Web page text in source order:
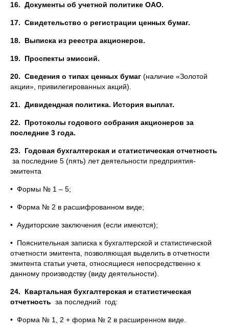
16. Документы об учетной политике ОАО.
17. Свидетельство о регистрации ценных бумаг.
18. Выписка из реестра акционеров.
19. Проспекты эмиссий.
20. Сведения о типах ценных бумаг (наличие «Золотой
акции», привилегированных акций).
21. Дивидендная политика. История выплат.
22. Протоколы годового собрания акционеров за
последние 3 года.
23. Годовая бухгалтерская и статистическая отчетность
за последние 5 (пять) лет деятельности предприятия-
эмитента
• Формы № 1 – 5;
• Форма № 2 в расшифрованном виде;
• Аудиторские заключения (если имеются);
• Пояснительная записка к бухгалтерской и статистической
отчетности эмитента, позволяющая выделить в отчетности
эмитента статьи учета, относящиеся непосредственно к
данному производству (виду деятельности).
24. Квартальная бухгалтерская и статистическая
отчетность за последний год:
• Форма № 1, 2 + форма № 2 в расширенном виде.